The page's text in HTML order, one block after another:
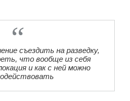
съездить на разведку,
что вообще из себя
и как с ней можно